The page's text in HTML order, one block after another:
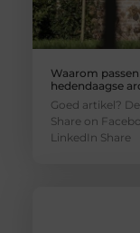
Waarom
hedendaagse
Goed artikel?
Share on
LinkedIn Share